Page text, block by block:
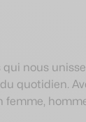
nous
quotidien.